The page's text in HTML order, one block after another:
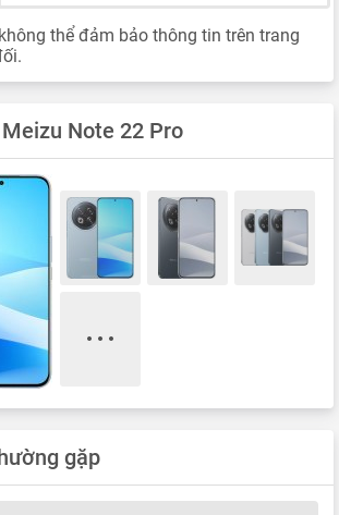
thể đảm bảo thông tin trên trang
Note 22 Pro
gặp